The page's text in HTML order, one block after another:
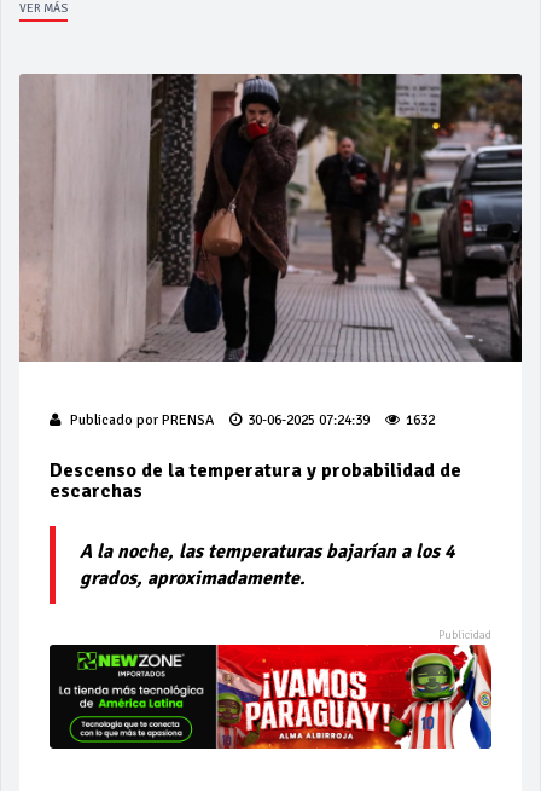
VER MÁS
Publicado por PRENSA 30-06-2025 07:24:39 1632
Descenso de la temperatura y probabilidad de
escarchas
A la noche, las temperaturas bajarían a los 4
grados, aproximadamente.